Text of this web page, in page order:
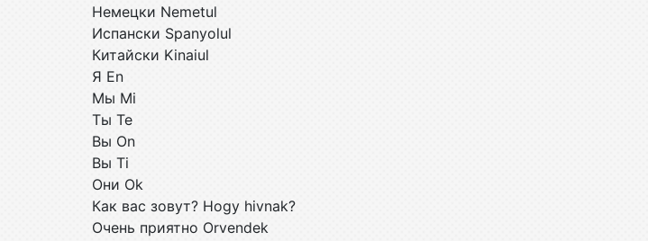
Немецки Nemetul
Испански Spanyolul
Китайски Kinaiul
Я En
Мы Mi
Ты Te
Вы On
Вы Ti
Они Ok
Как вас зовут? Hogy hivnak?
Очень приятно Orvendek